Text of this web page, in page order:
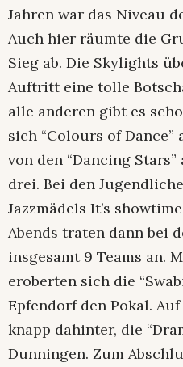
Jahren war das Niveau
Auch hier räumte die
Sieg ab. Die Skylights
Auftritt eine tolle
alle anderen gibt es
sich “Colours of
von den “Dancing
drei. Bei den
Jazzmädels It’s
Abends traten dann bei
insgesamt 9 Teams an.
eroberten sich die
Epfendorf den Pokal.
knapp dahinter, die
Dunningen. Zum